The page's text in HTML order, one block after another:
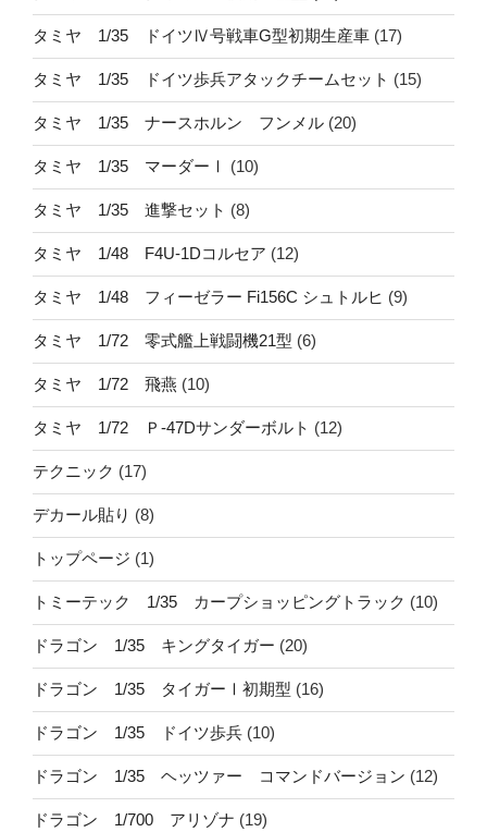
タミヤ 1/35 ドイツⅣ号戦車G型初期生産車 (17)
タミヤ 1/35 ドイツ歩兵アタックチームセット (15)
タミヤ 1/35 ナースホルン フンメル (20)
タミヤ 1/35 マーダーⅠ (10)
タミヤ 1/35 進撃セット (8)
タミヤ 1/48 F4U-1Dコルセア (12)
タミヤ 1/48 フィーゼラー Fi156C シュトルヒ (9)
タミヤ 1/72 零式艦上戦闘機21型 (6)
タミヤ 1/72 飛燕 (10)
タミヤ 1/72 Ｐ-47Dサンダーボルト (12)
テクニック (17)
デカール貼り (8)
トップページ (1)
トミーテック 1/35 カープショッピングトラック (10)
ドラゴン 1/35 キングタイガー (20)
ドラゴン 1/35 タイガーⅠ初期型 (16)
ドラゴン 1/35 ドイツ歩兵 (10)
ドラゴン 1/35 ヘッツァー コマンドバージョン (12)
ドラゴン 1/700 アリゾナ (19)